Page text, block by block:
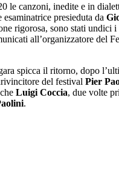
le canzoni, inedite e in
presieduta da
rigorosa, sono stati undici i
all’organizzatore del
spicca il ritorno, dopo
del festival Pier
Luigi Coccia, due volte
.